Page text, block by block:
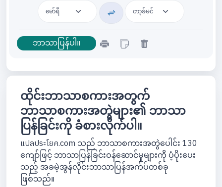
ထိုင်းဘာသာစကားအတွက်
ဘာသာစကားအတွဲများ၏ ဘာသာ
ပြန်ခြင်းကို ခံစားလိုက်ပါ။
แปลประโยค.com သည် ဘာသာစကားအတွဲပေါင်း 130
ကျော်ဖြင့် ဘာသာပြန်ခြင်းဝန်ဆောင်မှုများကို ပံ့ပိုးပေး
သည့် အခမဲ့အွန်လိုင်းဘာသာပြန်အက်ပ်တစ်ခု
ဖြစ်သည်။